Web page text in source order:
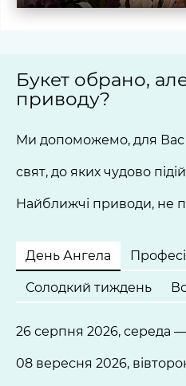
Букет обрано,
приводу?
Ми допоможемо, для
свят, до яких чудово
Найближчі приводи, не
День Ангела
Солодкий тиждень
26 серпня 2026, середа —
08 вересня 2026,